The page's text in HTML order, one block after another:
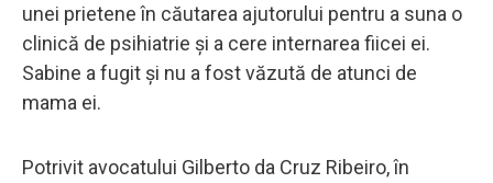
unei prietene în căutarea ajutorului pentru a suna o
clinică de psihiatrie și a cere internarea fiicei ei.
Sabine a fugit și nu a fost văzută de atunci de
mama ei.
Potrivit avocatului Gilberto da Cruz Ribeiro, în